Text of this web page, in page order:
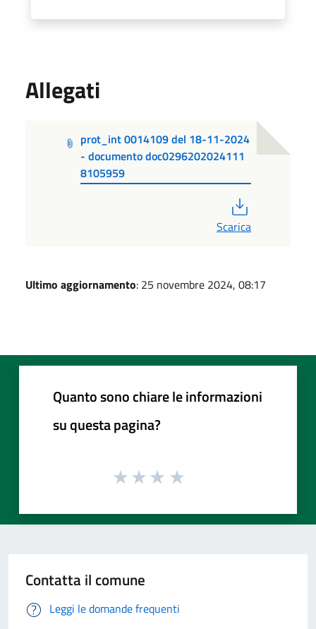
Allegati
prot_int 0014109 del 18-11-2024
- documento doc0296202024111
8105959
Scarica
Ultimo aggiornamento: 25 novembre 2024, 08:17
Quanto sono chiare le informazioni
su questa pagina?
Contatta il comune
Leggi le domande frequenti